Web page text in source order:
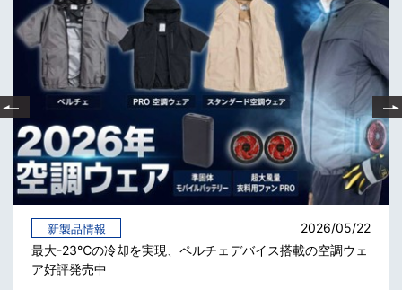
2026/05/22
新製品情報
最大-23℃の冷却を実現、ペルチェデバイス搭載の空調ウェ
ア好評発売中